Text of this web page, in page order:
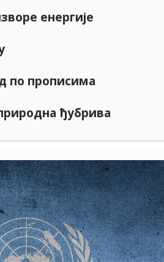
енергије
по прописима
ђубрива